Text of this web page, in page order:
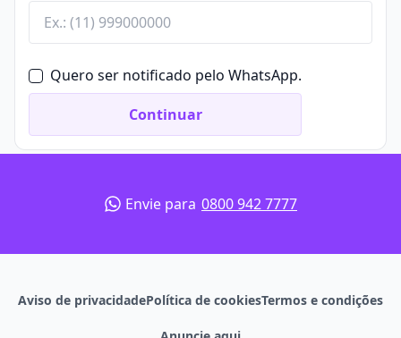
Quero ser notificado pelo WhatsApp.
Continuar
Envie para 0800 942 7777
Aviso de privacidadePolítica de cookiesTermos e condições